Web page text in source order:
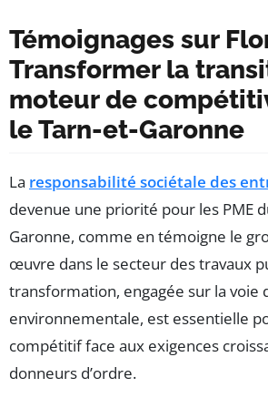
Témoignages sur
Transformer la
moteur de
le Tarn-et-Garonne
La responsabilité sociétale des
devenue une priorité pour les PME
Garonne, comme en témoigne le
œuvre dans le secteur des travaux
transformation, engagée sur la voie
environnementale, est essentielle
compétitif face aux exigences
donneurs d’ordre.